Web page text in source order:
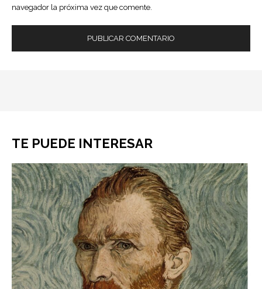
navegador la próxima vez que comente.
TE PUEDE INTERESAR